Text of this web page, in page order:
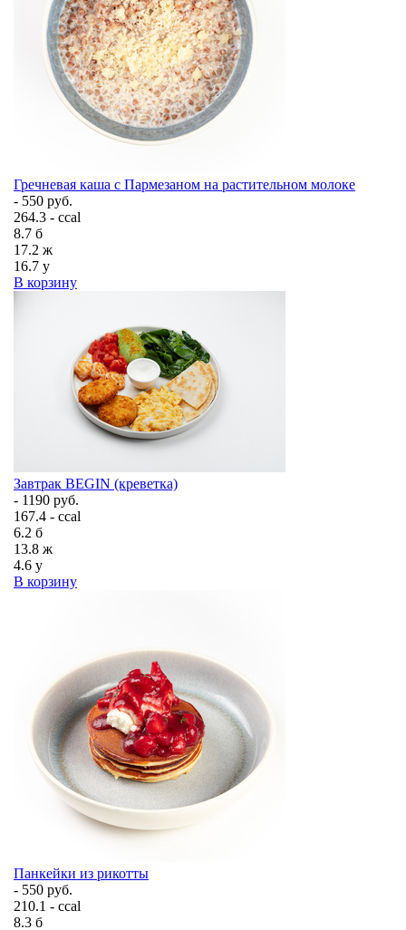
Гречневая каша с Пармезаном на растительном молоке
- 550 руб.
264.3 - ccal
8.7 б
17.2 ж
16.7 у
В корзину
Завтрак BEGIN (креветка)
- 1190 руб.
167.4 - ccal
6.2 б
13.8 ж
4.6 у
В корзину
Панкейки из рикотты
- 550 руб.
210.1 - ccal
8.3 б